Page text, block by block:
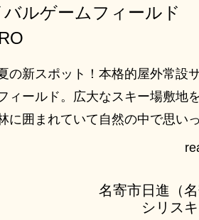
ルゲームフィールド
の新スポット！本格的屋外常設
ィールド。広大なスキー場敷地
に囲まれていて自然の中で思い
定例会を開催しており、経験者
名寄市日進（
シリスキ